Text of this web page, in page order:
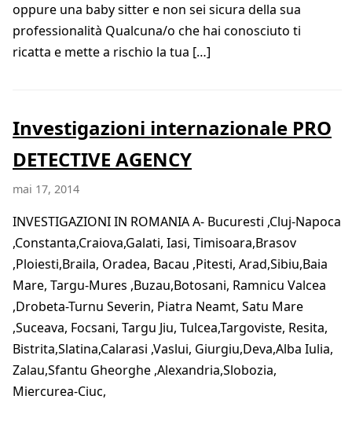
oppure una baby sitter e non sei sicura della sua
professionalità Qualcuna/o che hai conosciuto ti
ricatta e mette a rischio la tua […]
Investigazioni internazionale PRO
DETECTIVE AGENCY
mai 17, 2014
INVESTIGAZIONI IN ROMANIA A- Bucuresti ,Cluj-Napoca
,Constanta,Craiova,Galati, Iasi, Timisoara,Brasov
,Ploiesti,Braila, Oradea, Bacau ,Pitesti, Arad,Sibiu,Baia
Mare, Targu-Mures ,Buzau,Botosani, Ramnicu Valcea
,Drobeta-Turnu Severin, Piatra Neamt, Satu Mare
,Suceava, Focsani, Targu Jiu, Tulcea,Targoviste, Resita,
Bistrita,Slatina,Calarasi ,Vaslui, Giurgiu,Deva,Alba Iulia,
Zalau,Sfantu Gheorghe ,Alexandria,Slobozia,
Miercurea-Ciuc,